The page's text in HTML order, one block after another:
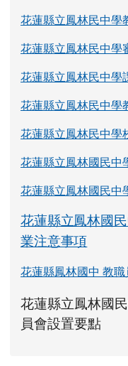
花蓮縣立鳳林民中學
花蓮縣立鳳林民中學
花蓮縣立鳳林民中學
花蓮縣立鳳林民中學
花蓮縣立鳳林民中學
花蓮縣立鳳林國民中
花蓮縣立鳳林國民中
花蓮縣立鳳林國
業注意事項
花蓮縣鳳林國中 教
link to https://
花蓮縣立鳳林國
員會設置要點花蓮
花蓮
link
link